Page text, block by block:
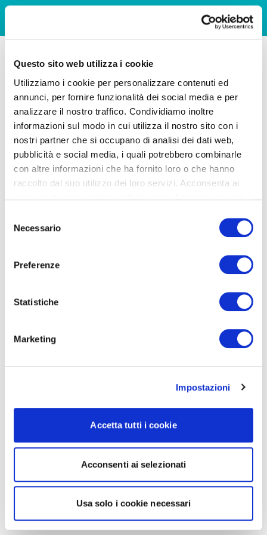
Questo sito web utilizza i cookie
Utilizziamo i cookie per personalizzare contenuti ed
annunci, per fornire funzionalità dei social media e per
analizzare il nostro traffico. Condividiamo inoltre
informazioni sul modo in cui utilizza il nostro sito con i
nostri partner che si occupano di analisi dei dati web,
pubblicità e social media, i quali potrebbero combinarle
con altre informazioni che ha fornito loro o che hanno
raccolto dal suo utilizzo dei loro servizi. Acconsenta ai
delNecessario
Preferenze
Statistiche
Marketing
Impostazioni
Accetta tutti i cookie
Acconsenti ai selezionati
Usa solo i cookie necessari